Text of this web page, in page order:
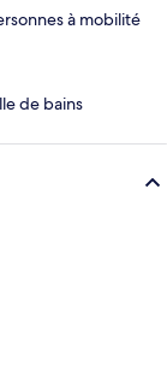
à mobilité
de bains